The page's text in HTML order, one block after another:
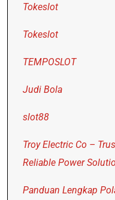
Tokeslot
Tokeslot
TEMPOSLOT
Judi Bola
slot88
Troy Electric Co –
Reliable Power
Panduan Lengkap